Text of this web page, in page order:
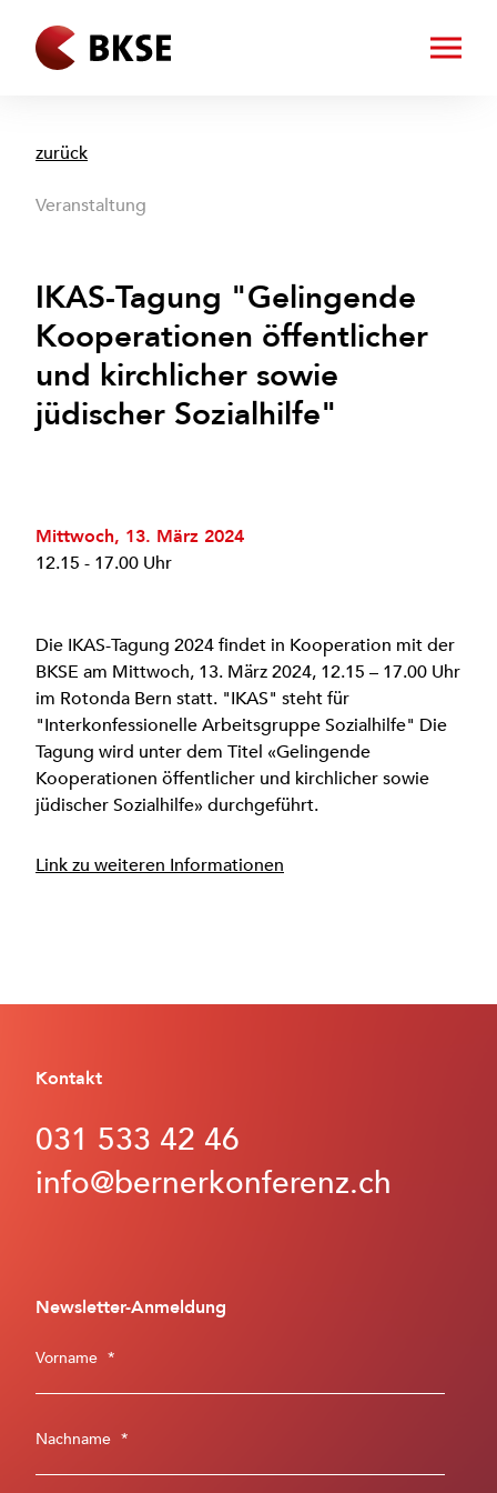
zurück
Veranstaltung
IKAS-Tagung "Gelingende
Kooperationen öffentlicher
und kirchlicher sowie
jüdischer Sozialhilfe"
Mittwoch, 13. März 2024
12.15 - 17.00 Uhr
Die IKAS-Tagung 2024 findet in Kooperation mit der
BKSE am Mittwoch, 13. März 2024, 12.15 – 17.00 Uhr
im Rotonda Bern statt. "IKAS" steht für
"Interkonfessionelle Arbeitsgruppe Sozialhilfe" Die
Tagung wird unter dem Titel «Gelingende
Kooperationen öffentlicher und kirchlicher sowie
jüdischer Sozialhilfe» durchgeführt.
Link zu weiteren Informationen
Kontakt
031 533 42 46
info@bernerkonferenz.ch
Newsletter-Anmeldung
Vorname *
Nachname *